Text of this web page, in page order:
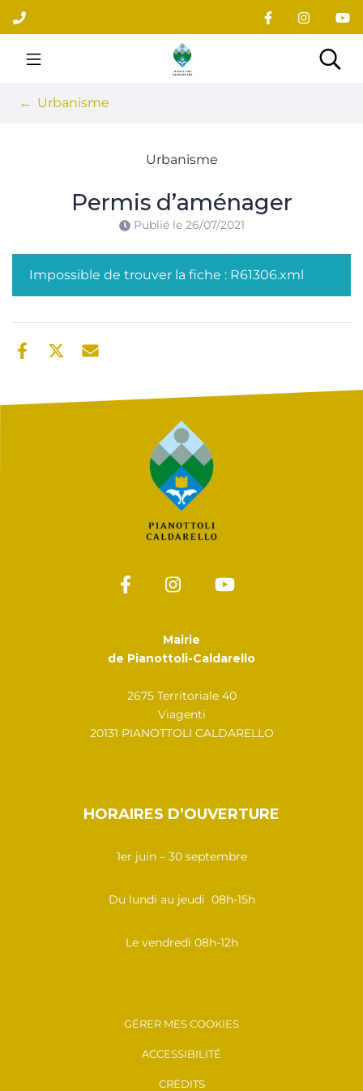
Aller
au
contenu
Site officiel du village
Urbanisme
Urbanisme
Permis d’aménager
Publié le 26/07/2021
Impossible de trouver la fiche : R61306.xml
Mairie
de Pianottoli-Caldarello
2675 Territoriale 40
Viagenti
20131 PIANOTTOLI CALDARELLO
HORAIRES D’OUVERTURE
1er juin – 30 septembre
Du lundi au jeudi 08h-15h
Le vendredi 08h-12h
GÉRER MES COOKIES
ACCESSIBILITÉ
CRÉDITS